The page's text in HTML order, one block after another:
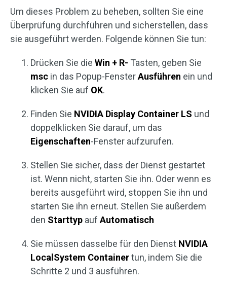
Um dieses Problem zu beheben, sollten Sie eine
Überprüfung durchführen und sicherstellen, dass
sie ausgeführt werden. Folgende können Sie tun:
Drücken Sie die Win + R- Tasten, geben Sie
msc in das Popup-FensterAusführen ein und
klicken Sie auf OK.
Finden Sie NVIDIA Display Container LS und
doppelklicken Sie darauf, um das
Eigenschaften-Fenster aufzurufen.
Stellen Sie sicher, dass der Dienst gestartet
ist. Wenn nicht, starten Sie ihn. Oder wenn es
bereits ausgeführt wird, stoppen Sie ihn und
starten Sie ihn erneut. Stellen Sie außerdem
den Starttyp auf Automatisch
Sie müssen dasselbe für den Dienst NVIDIA
LocalSystem Containertun, indem Sie die
Schritte 2 und 3 ausführen.